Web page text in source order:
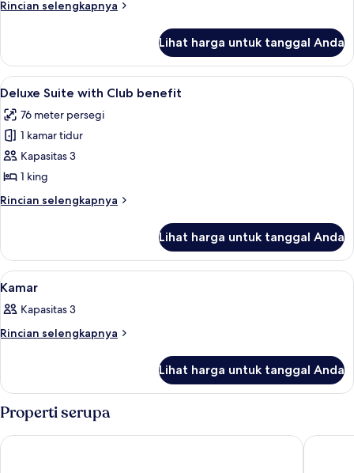
benefit
Rincian selengkapnya
Rincian
Executive
Suite
with
benefit
Lihat harga untuk tanggal Anda
Lihat
semua
foto
untuk
Deluxe
Suite
with
Club
Deluxe Suite with Club benefit |
5
Deluxe Suite with Club benefit
76 meter persegi
1 kamar tidur
Kapasitas 3
1 king
Rincian selengkapnya
Rincian
Deluxe
Suite
with
benefit
Lihat harga untuk tanggal Anda
Lihat
semua
foto
untuk
Spa | Ruang perawatan pasangan,
5
Kamar
Kapasitas 3
Rincian selengkapnya
Rincian
Kamar
Lihat harga untuk tanggal Anda
Properti serupa
lebua at State Tower Dusit